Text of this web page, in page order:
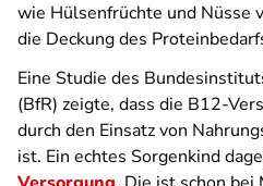
wie Hülsenfrüchte und Nüsse
die Deckung des
Eine Studie des
(BfR) zeigte, dass die B12-
durch den Einsatz von
ist. Ein echtes Sorgenkind